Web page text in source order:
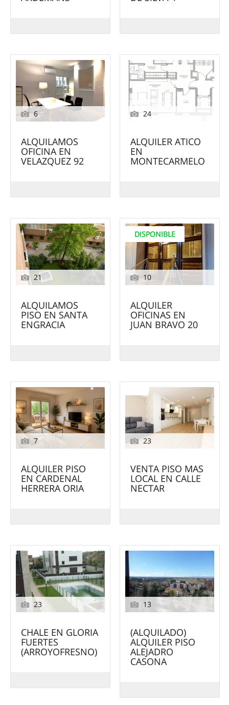
6
ALQUILAMOS
OFICINA EN
VELAZQUEZ 92
24
ALQUILER ATICO
EN
MONTECARMELO
21
ALQUILAMOS
PISO EN SANTA
ENGRACIA
DISPONIBLE
10
ALQUILER
OFICINAS EN
JUAN BRAVO 20
7
ALQUILER PISO
EN CARDENAL
HERRERA ORIA
23
VENTA PISO MAS
LOCAL EN CALLE
NECTAR
23
CHALE EN GLORIA
FUERTES
(ARROYOFRESNO)
13
(ALQUILADO)
ALQUILER PISO
ALEJADRO
CASONA